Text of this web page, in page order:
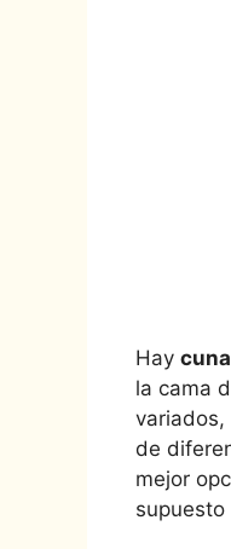
Hay
la cama
variados,
de
mejor
supuesto